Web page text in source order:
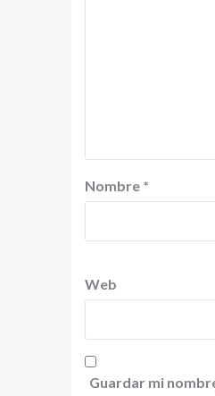
Nombre *
Web
Guardar mi